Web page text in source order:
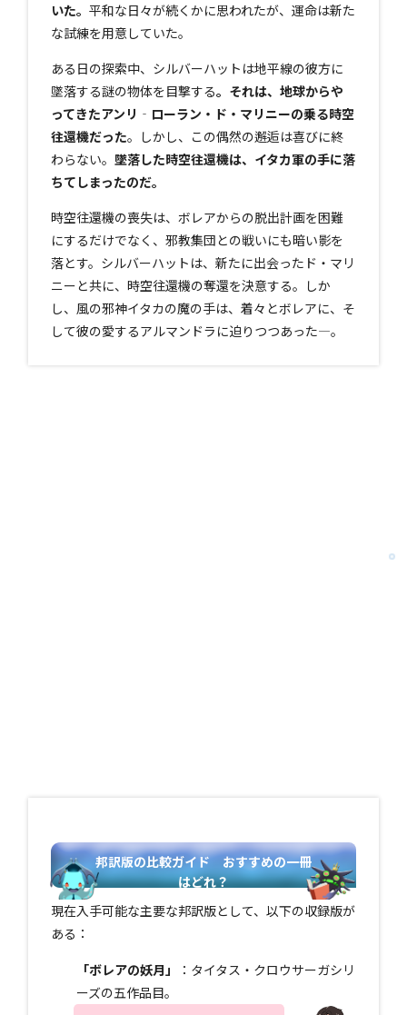
いた。平和な日々が続くかに思われたが、運命は新た
な試練を用意していた。
ある日の探索中、シルバーハットは地平線の彼方に
墜落する謎の物体を目撃する。それは、地球からや
ってきたアンリ‐ローラン・ド・マリニーの乗る時空
往還機だった。しかし、この偶然の邂逅は喜びに終
わらない。墜落した時空往還機は、イタカ軍の手に落
ちてしまったのだ。
時空往還機の喪失は、ボレアからの脱出計画を困難
にするだけでなく、邪教集団との戦いにも暗い影を
落とす。シルバーハットは、新たに出会ったド・マリ
ニーと共に、時空往還機の奪還を決意する。しか
し、風の邪神イタカの魔の手は、着々とボレアに、そ
して彼の愛するアルマンドラに迫りつつあった―。
邦訳版の比較ガイド おすすめの一冊
はどれ？
現在入手可能な主要な邦訳版として、以下の収録版が
ある：
「ボレアの妖月」
：タイタス・クロウサーガシリ
ーズの五作品目。